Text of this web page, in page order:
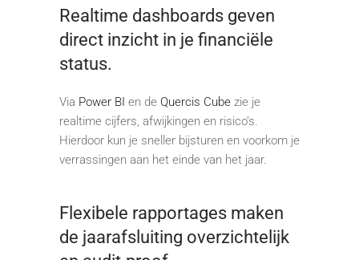
Realtime dashboards geven
direct inzicht in je financiële
status.
Via Power BI en de Quercis Cube zie je
realtime cijfers, afwijkingen en risico’s.
Hierdoor kun je sneller bijsturen en voorkom je
verrassingen aan het einde van het jaar.
Flexibele rapportages maken
de jaarafsluiting overzichtelijk